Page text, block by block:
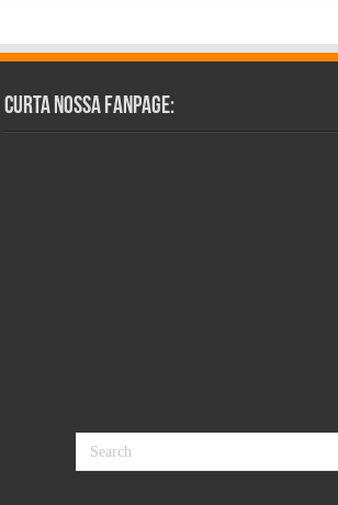
Curta Nossa Fanpage: